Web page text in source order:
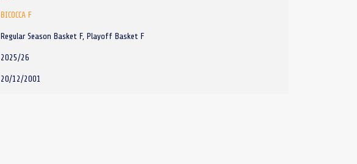
BICOCCA F
Regular Season Basket F, Playoff Basket F
2025/26
20/12/2001